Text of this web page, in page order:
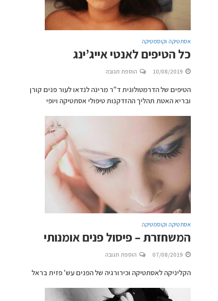
אסתטיקה וקוסמטיקה
כל הטיפים לאנטי אייג’ינג
10/08/2019 הוספת תגובה
הטיפים של הדרמטולוגית ד"ר מרינה לנדאו לעור פנים קורן
ובריא האטת תהליך ההזדקנות טיפולי אסתטיקה ויופי
אסתטיקה וקוסמטיקה
המשחזרת – פיסול פנים אומנותי
07/08/2019 הוספת תגובה
הקליניקה לאסתטיקה וכירורגיה של הפנים עש' פזית בראל